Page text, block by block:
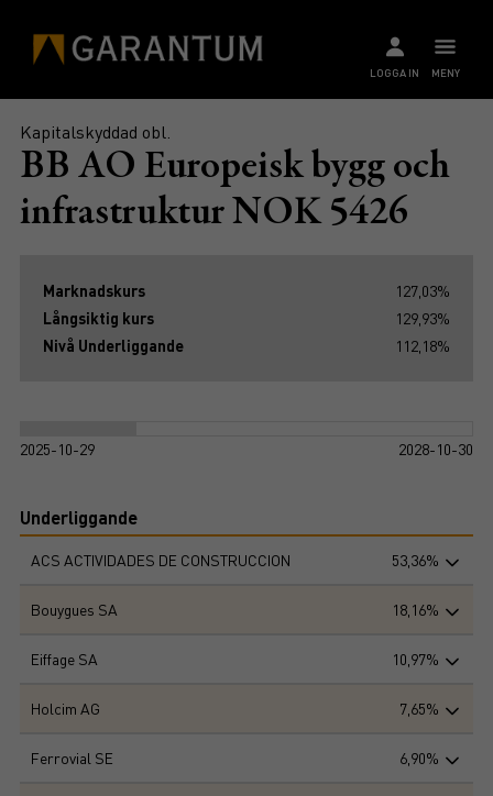
MENY
LOGGA IN
Kapitalskyddad obl.
BB AO Europeisk bygg och
infrastruktur NOK 5426
Marknadskurs
127,03%
Långsiktig kurs
129,93%
Nivå Underliggande
112,18%
2025-10-29 2028-10-30
Underliggande
ACS ACTIVIDADES DE CONSTRUCCION 53,36%
Bouygues SA 18,16%
Eiffage SA 10,97%
Holcim AG 7,65%
Ferrovial SE 6,90%